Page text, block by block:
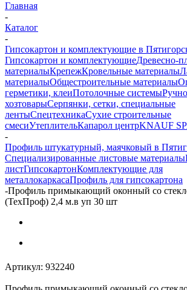
Главная
-
Каталог
-
Гипсокартон и комплектующие в
Гипсокартон и комплектующиеДревесно-
материалыКрепежКровельные материалы
материалыОбщестроительные материалы
герметики, клеиПотолочные системы
хозтоварыСерпянки, сетки, специальные
лентыСпецтехникаСухие строительные
смесиУтеплительКапарол центрKNAUF
-
Профиль штукатурный, маячковый в
Специализированные листовые материалы
листГипсокартонКомплектующие для
металлокаркасаПрофиль для гипсокартона
-Профиль примыкающий оконный со
(ТехПроф) 2,4 м.в уп 30 шт
Артикул: 932240